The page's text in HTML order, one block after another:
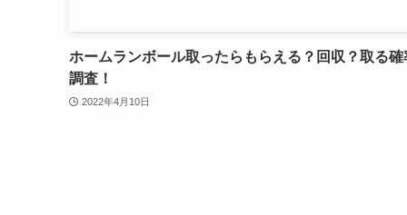
ホームランボール取ったらもらえる？回収？取る確
調査！
2022年4月10日